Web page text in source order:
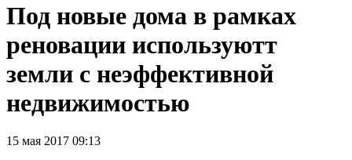
Под новые дома в рамках
реновации используютт
земли с неэффективной
недвижимостью
15 мая 2017 09:13